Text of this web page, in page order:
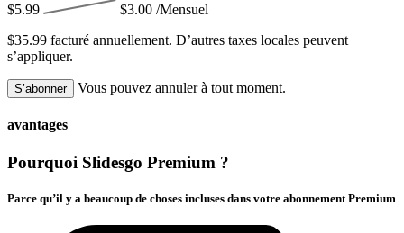
$5.99 $3.00 /Mensuel
$35.99 facturé annuellement. D’autres taxes locales peuvent
s’appliquer.
S’abonner Vous pouvez annuler à tout moment.
avantages
Pourquoi Slidesgo Premium ?
Parce qu’il y a beaucoup de choses incluses dans votre abonnement Premium